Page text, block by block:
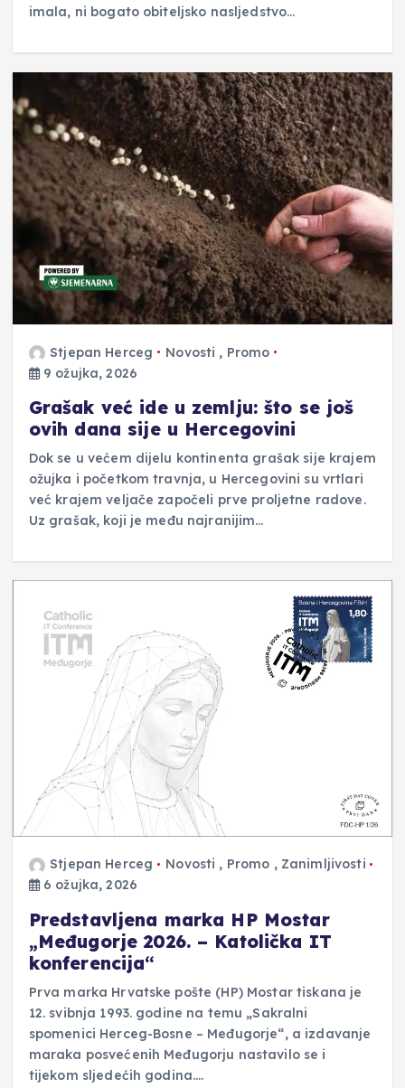
imala, ni bogato obiteljsko nasljedstvo…
Stjepan Herceg Novosti , Promo
9 ožujka, 2026
Grašak već ide u zemlju: što se još
ovih dana sije u Hercegovini
Dok se u većem dijelu kontinenta grašak sije krajem
ožujka i početkom travnja, u Hercegovini su vrtlari
već krajem veljače započeli prve proljetne radove.
Uz grašak, koji je među najranijim…
Stjepan Herceg Novosti , Promo , Zanimljivosti
6 ožujka, 2026
Predstavljena marka HP Mostar
„Međugorje 2026. – Katolička IT
konferencija“
Prva marka Hrvatske pošte (HP) Mostar tiskana je
12. svibnja 1993. godine na temu „Sakralni
spomenici Herceg-Bosne – Međugorje“, a izdavanje
maraka posvećenih Međugorju nastavilo se i
tijekom sljedećih godina.…